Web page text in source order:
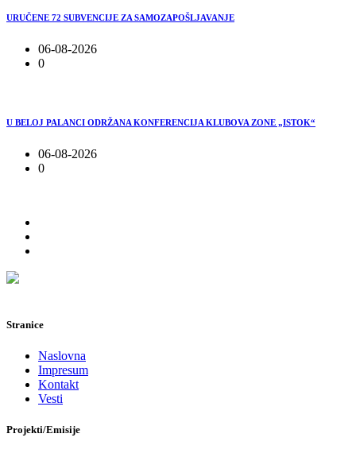
URUČENE 72 SUBVENCIJE ZA SAMOZAPOŠLJAVANJE
06-08-2026
0
U BELOJ PALANCI ODRŽANA KONFERENCIJA KLUBOVA ZONE „ISTOK“
06-08-2026
0
Stranice
Naslovna
Impresum
Kontakt
Vesti
Projekti/Emisije